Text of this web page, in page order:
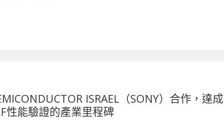
ISRAEL（SONY）合作，達成
性能驗證的產業里程碑